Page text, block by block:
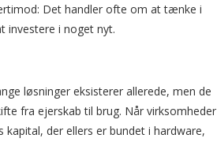
Det handler ofte om at tænke i
investere i noget nyt.
løsninger eksisterer allerede, men de
fra ejerskab til brug. Når virksomheder
der ellers er bundet i hardware,